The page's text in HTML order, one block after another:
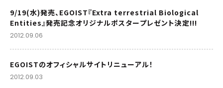
9/19(水)発売、EGOIST『Extra terrestrial Biological
Entities』発売記念オリジナルポスタープレゼント決定!!!
2012.09.06
EGOISTのオフィシャルサイトリニューアル！
2012.09.03